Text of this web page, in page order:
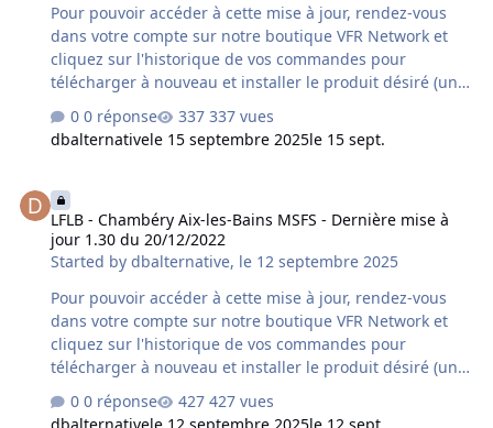
Pour pouvoir accéder à cette mise à jour, rendez-vous
dans votre compte sur notre boutique VFR Network et
cliquez sur l'historique de vos commandes pour
télécharger à nouveau et installer le produit désiré (une
désinstallation préalable du produit déjà installé sur
votre ordinateur est fortement conseillée). Si vous avez
acquis le produit chez un autre revendeur assurez-vous
supplémentaire variable peut s'avérer nécessaire à la
mise à disposition de cette mise à jour par le revendeur
concerné. Contenu de la mise à jour version 1.30 du
20/12/2022 : - compatibilité GSX - correct…
0 réponse
337 vues
dbalternativele 15 septembre 2025le 15 sept.
LFLB - Chambéry Aix-les-Bains MSFS - Dernière mise à
jour 1.30 du 20/12/2022
Started bydbalternative, le 12 septembre 2025
Pour pouvoir accéder à cette mise à jour, rendez-vous
dans votre compte sur notre boutique VFR Network et
cliquez sur l'historique de vos commandes pour
télécharger à nouveau et installer le produit désiré (une
désinstallation préalable du produit déjà installé sur
votre ordinateur est fortement conseillée). Si vous avez
0 réponse
427 vues